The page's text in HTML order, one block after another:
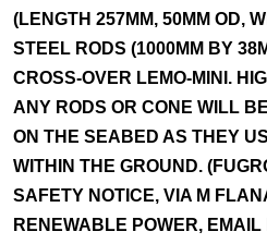
(LENGTH 257MM, 50MM OD,
STEEL RODS (1000MM BY
CROSS-OVER LEMO-MINI.
ANY RODS OR CONE WILL
ON THE SEABED AS THEY
WITHIN THE GROUND.
SAFETY NOTICE, VIA M
RENEWABLE POWER, EMAIL